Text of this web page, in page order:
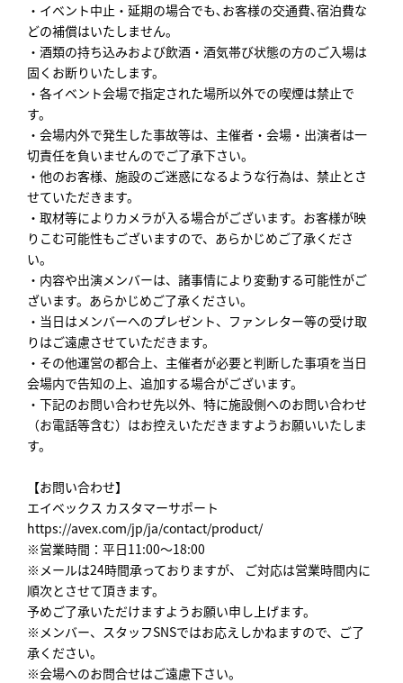
・イベント中止・延期の場合でも､お客様の交通費､宿泊費な
どの補償はいたしません。
・酒類の持ち込みおよび飲酒・酒気帯び状態の方のご入場は
固くお断りいたします。
・各イベント会場で指定された場所以外での喫煙は禁止で
す。
・会場内外で発生した事故等は、主催者・会場・出演者は一
切責任を負いませんのでご了承下さい。
・他のお客様、施設のご迷惑になるような行為は、禁止とさ
せていただきます。
・取材等によりカメラが入る場合がございます。お客様が映
りこむ可能性もございますので、あらかじめご了承くださ
い。
・内容や出演メンバーは、諸事情により変動する可能性がご
ざいます。あらかじめご了承ください。
・当日はメンバーへのプレゼント、ファンレター等の受け取
りはご遠慮させていただきます。
・その他運営の都合上、主催者が必要と判断した事項を当日
会場内で告知の上、追加する場合がございます。
・下記のお問い合わせ先以外、特に施設側へのお問い合わせ
（お電話等含む）はお控えいただきますようお願いいたしま
す。
【お問い合わせ】
エイベックス カスタマーサポート
https://avex.com/jp/ja/contact/product/
※営業時間：平日11:00～18:00
※メールは24時間承っておりますが、 ご対応は営業時間内に
順次とさせて頂きます。
予めご了承いただけますようお願い申し上げます。
※メンバー、スタッフSNSではお応えしかねますので、ご了
承ください。
※会場へのお問合せはご遠慮下さい。